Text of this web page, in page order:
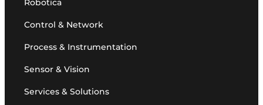
Robotica
Control & Network
Process & Instrumentation
Sensor & Vision
Services & Solutions